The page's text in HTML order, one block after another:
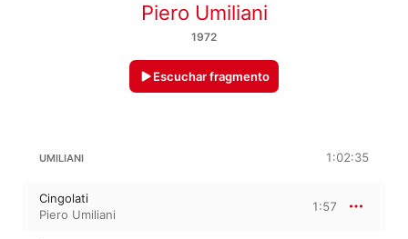
Piero Umiliani
1972
Escuchar fragmento
UMILIANI 1:02:35
Cingolati
Piero Umiliani
1:57